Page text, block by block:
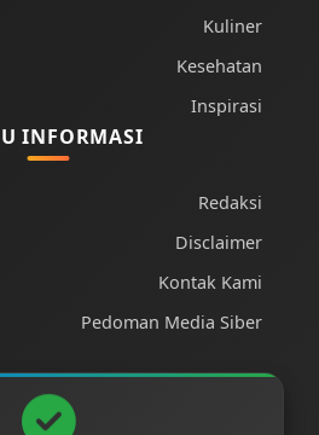
Kuliner
Kesehatan
Inspirasi
INFORMASI
Redaksi
Disclaimer
Kontak Kami
Pedoman Media Siber